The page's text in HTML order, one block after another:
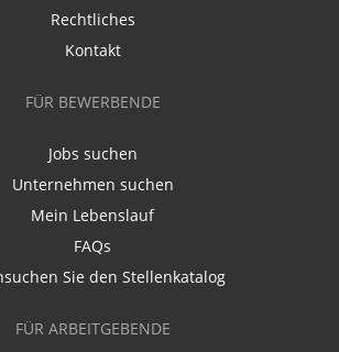
Rechtliches
Kontakt
FÜR BEWERBENDE
Jobs suchen
Unternehmen suchen
Mein Lebenslauf
FAQs
Sie den Stellenkatalog
FÜR ARBEITGEBENDE